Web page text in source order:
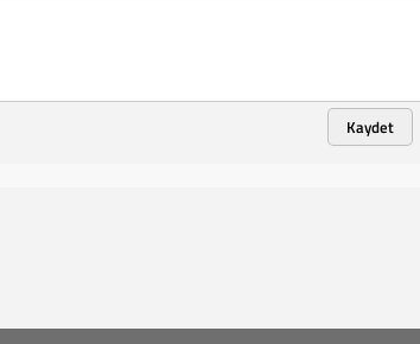
Kaydet